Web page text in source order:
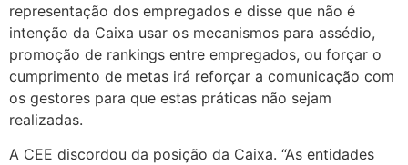
representação dos empregados e disse que não é
intenção da Caixa usar os mecanismos para assédio,
promoção de rankings entre empregados, ou forçar o
cumprimento de metas irá reforçar a comunicação com
os gestores para que estas práticas não sejam
realizadas.
A CEE discordou da posição da Caixa. “As entidades